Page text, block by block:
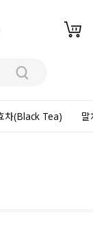
차(Black Tea)